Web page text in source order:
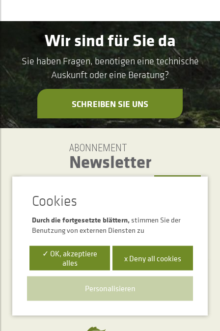
Wir sind für Sie da
Sie haben Fragen, benötigen eine technische
Auskunft oder eine Beratung?
SCHREIBEN SIE UNS
ABONNEMENT
Newsletter
Telefonischer Auskunftsservice
+34 948 563 511
Durch die fortgesetzte blättern, stimmen Sie der
Benutzung von externen Diensten zu
✓ OK, akzeptiere
alles
x Deny all cookies
Personalisieren